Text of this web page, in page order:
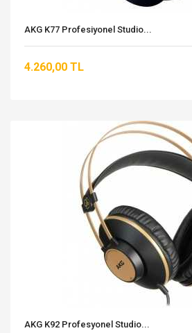
AKG K77 Profesiyonel Studio...
4.260,00 TL
AKG K92 Profesyonel Studio...